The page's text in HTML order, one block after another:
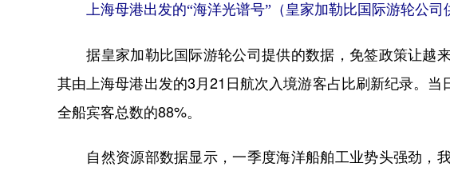
上海母港出发的“海洋光谱号”（皇家加勒比国际游轮公司
据皇家加勒比国际游轮公司提供的数据，免签政策让越来
其由上海母港出发的3月21日航次入境游客占比刷新纪录。当
全船宾客总数的88%。
自然资源部数据显示，一季度海洋船舶工业势头强劲，